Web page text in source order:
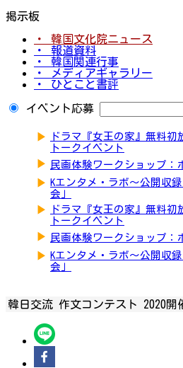
掲示板
・ 韓国文化院ニュース
・ 報道資料
・ 韓国関連行事
・ メディアギャラリー
・ ひとこと書評
イベント応募
▶
ドラマ『女王の家』無料
トークイベント
▶ 民画体験ワークショップ：
▶ Kエンタメ・ラボ～公開収
会」
▶
ドラマ『女王の家』無料
トークイベント
▶ 民画体験ワークショップ：
▶ Kエンタメ・ラボ～公開収
会」
韓日交流 作文コンテスト 2020開